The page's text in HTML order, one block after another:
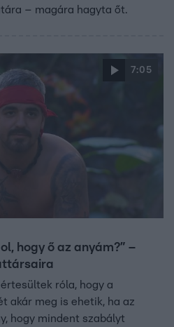
– magára hagyta őt.
7:05
hogy ő az anyám?” –
róla, hogy a
akár meg is ehetik, ha az
hogy mindent szabályt